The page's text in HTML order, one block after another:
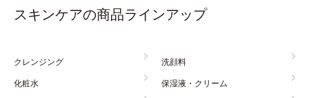
スキンケアの商品ラインアップ
クレンジング
洗顔料
化粧水
保湿液・クリーム